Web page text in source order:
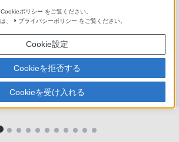
Cookieポリシー をご覧ください。
、
プライバシーポリシー をご覧ください。
Cookie設定
Cookieを拒否する
Cookieを受け入れる